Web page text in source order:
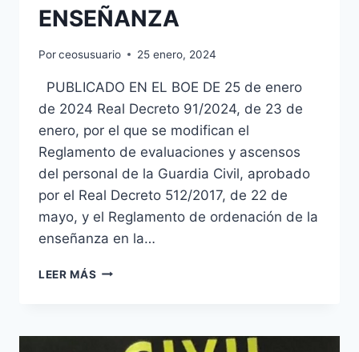
ENSEÑANZA
Porceosusuario 25 enero, 2024
PUBLICADO EN EL BOE DE 25 de enero
de 2024 Real Decreto 91/2024, de 23 de
enero, por el que se modifican el
Reglamento de evaluaciones y ascensos
del personal de la Guardia Civil, aprobado
por el Real Decreto 512/2017, de 22 de
mayo, y el Reglamento de ordenación de la
enseñanza en la…
LEER MÁS GUARDIA
REGLAMENTOS